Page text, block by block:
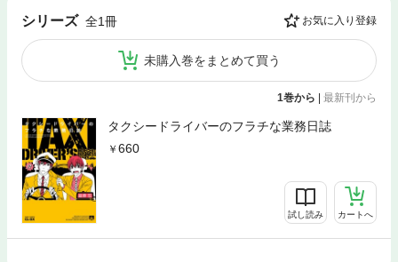
シリーズ 全1冊 お気に入り登録
未購入巻をまとめて買う
1巻から | 最新刊から
タクシードライバーのフラチな業務日誌
660
試し読み カートへ